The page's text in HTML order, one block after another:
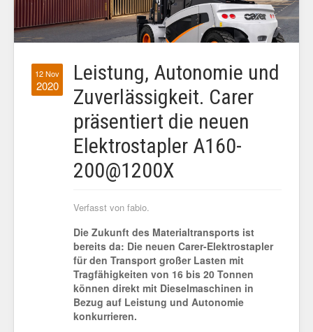
12 Nov
2020
Leistung, Autonomie und
Zuverlässigkeit. Carer
präsentiert die neuen
Elektrostapler A160-
200@1200X
Verfasst von fabio.
Die Zukunft des Materialtransports ist
bereits da: Die neuen Carer-Elektrostapler
für den Transport großer Lasten mit
Tragfähigkeiten von 16 bis 20 Tonnen
können direkt mit Dieselmaschinen in
Bezug auf Leistung und Autonomie
konkurrieren.